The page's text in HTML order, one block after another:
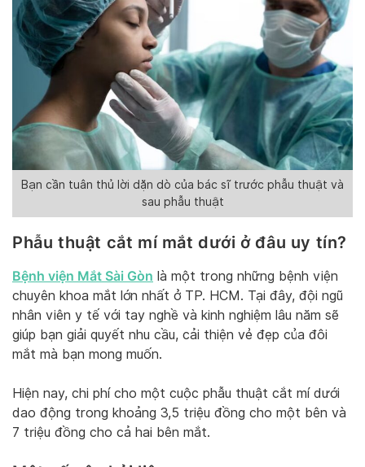
Bạn cần tuân thủ lời dặn dò của bác sĩ trước phẫu thuật và
sau phẫu thuật
Phẫu thuật cắt mí mắt dưới ở đâu uy tín?
Bệnh viện Mắt Sài Gòn là một trong những bệnh viện
chuyên khoa mắt lớn nhất ở TP. HCM. Tại đây, đội ngũ
nhân viên y tế với tay nghề và kinh nghiệm lâu năm sẽ
giúp bạn giải quyết nhu cầu, cải thiện vẻ đẹp của đôi
mắt mà bạn mong muốn.
Hiện nay, chi phí cho một cuộc phẫu thuật cắt mí dưới
dao động trong khoảng 3,5 triệu đồng cho một bên và
7 triệu đồng cho cả hai bên mắt.